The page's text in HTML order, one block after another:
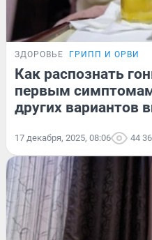
ЗДОРОВЬЕ ГРИПП И ОРВИ
Как распознать
первым
других вариантов
17 декабря, 2025, 08:06 44